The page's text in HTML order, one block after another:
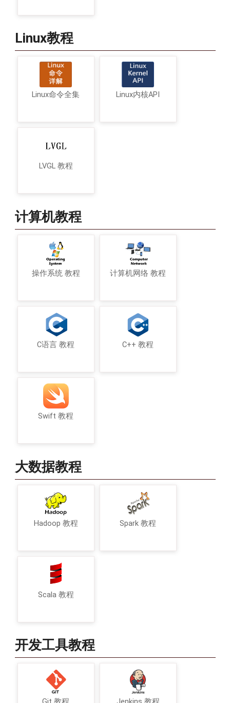
Linux教程
Linux命令全集 Linux内核API
LVGL 教程
计算机教程
操作系统 教程 计算机网络 教程
C语言 教程 C++ 教程
Swift 教程
大数据教程
Hadoop 教程 Spark 教程
Scala 教程
开发工具教程